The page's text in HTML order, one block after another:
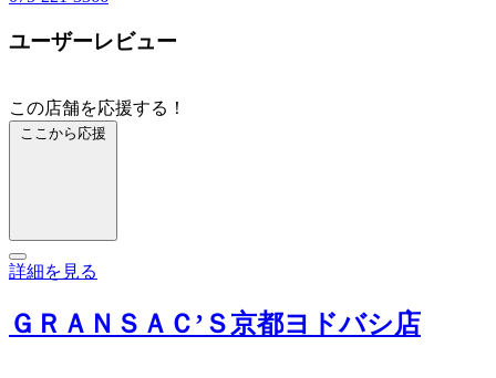
ユーザーレビュー
この店舗を応援する！
ここから応援
詳細を見る
ＧＲＡＮＳＡＣ’Ｓ京都ヨドバシ店